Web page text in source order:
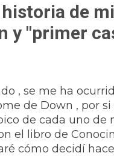
de
y "primer
, se me ha
de Down , por
de cada uno de
el libro de
cómo decidí